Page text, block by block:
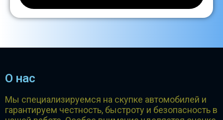
О нас
Мы специализируемся на скупке автомобилей и
гарантируем честность, быстроту и безопасность в